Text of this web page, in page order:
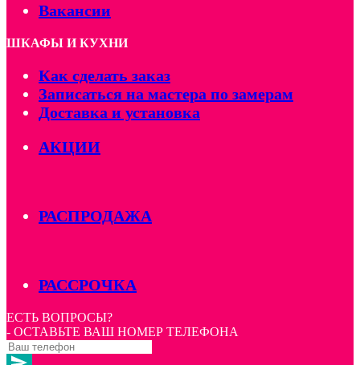
Вакансии
ШКАФЫ И КУХНИ
Как сделать заказ
Записаться на мастера по замерам
Доставка и установка
АКЦИИ
РАСПРОДАЖА
РАССРОЧКА
ЕСТЬ ВОПРОСЫ?
- ОСТАВЬТЕ ВАШ НОМЕР ТЕЛЕФОНА